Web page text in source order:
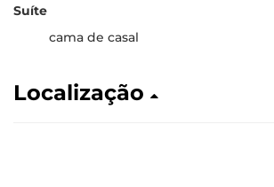
Suíte
cama de casal
Localização